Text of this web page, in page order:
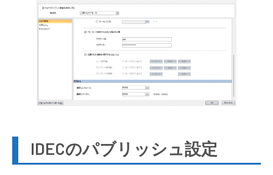
IDECのパブリッシュ設定